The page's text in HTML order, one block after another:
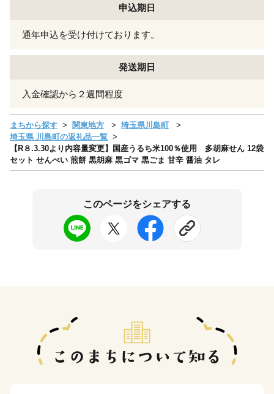
申込期日
通年申込を受け付けております。
発送期日
入金確認から２週間程度
まちから探す 関東地方
埼玉県川島町
埼玉県 川島町の返礼品一覧
【R８.3.30より内容量変更】国産うるち米100％使用 多胡麻せん 12袋
セット せんべい 煎餅 黒胡麻 黒ゴマ 黒ごま 甘辛 醤油 タレ
このページをシェアする